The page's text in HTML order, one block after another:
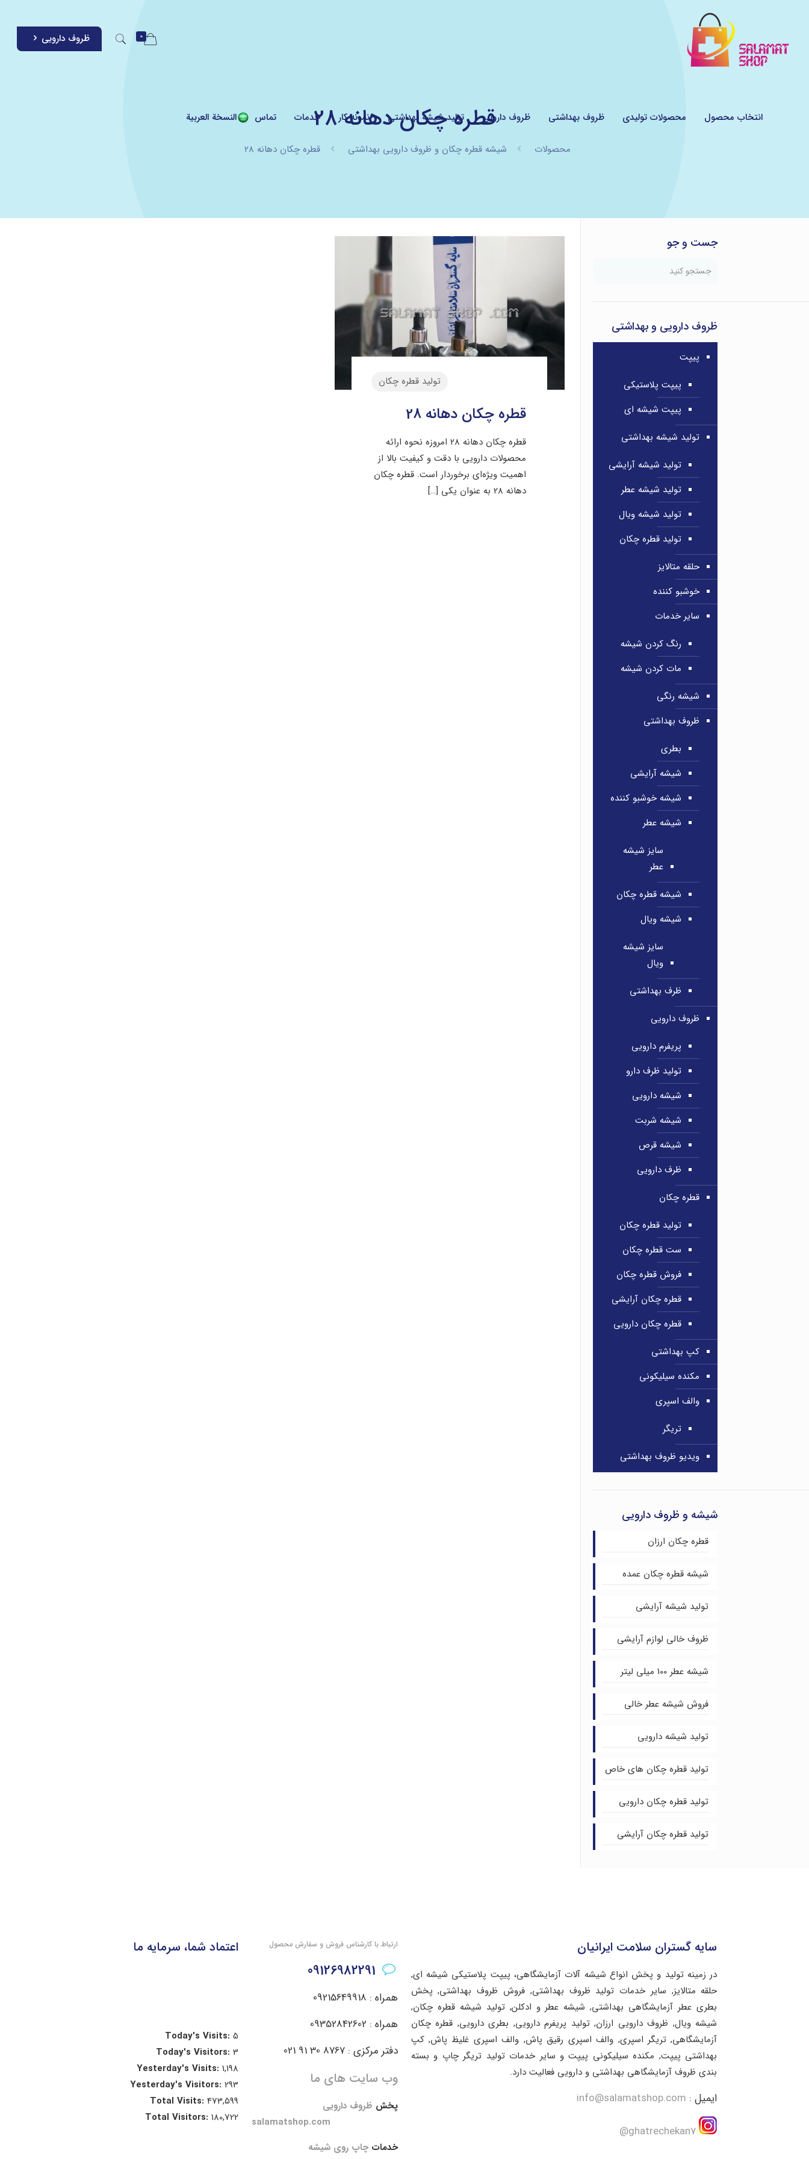
انتخاب محصول محصولات تولیدی ظروف بهداشتی ظروف دارویی تولید شیشه بهداشتی نمونه کار خدمات تماس النسخة العربية
0 ظروف دارویی
قطره چکان دهانه 28
محصولات شیشه قطره چکان و ظروف دارویی بهداشتی قطره چکان دهانه 28
تولید قطره چکان
قطره چکان دهانه 28
قطره چکان دهانه 28 امروزه نحوه ارائه
محصولات دارویی با دقت و کیفیت بالا از
اهمیت ویژه‌ای برخوردار است. قطره چکان
دهانه 28 به عنوان یکی
[…]
جست و جو
ظروف دارویی و بهداشتی
پیپت
پیپت پلاستیکی
پیپت شیشه ای
تولید شیشه بهداشتی
تولید شیشه آرایشی
تولید شیشه عطر
تولید شیشه ویال
تولید قطره چکان
حلقه متالایز
خوشبو کننده
سایر خدمات
رنگ کردن شیشه
مات کردن شیشه
شیشه رنگی
ظروف بهداشتی
بطری
شیشه آرایشی
شیشه خوشبو کننده
شیشه عطر
سایز شیشه
عطر
شیشه قطره چکان
شیشه ویال
سایز شیشه
ویال
ظرف بهداشتی
ظروف دارویی
پریفرم دارویی
تولید ظرف دارو
شیشه دارویی
شیشه شربت
شیشه قرص
ظرف دارویی
قطره چکان
تولید قطره چکان
ست قطره چکان
فروش قطره چکان
قطره چکان آرایشی
قطره چکان دارویی
کپ بهداشتی
مکنده سیلیکونی
والف اسپری
تریگر
ویدیو ظروف بهداشتی
شیشه و ظروف دارویی
قطره چکان ارزان
شیشه قطره چکان عمده
تولید شیشه آرایشی
ظروف خالی لوازم آرایشی
شیشه عطر 100 میلی لیتر
فروش شیشه عطر خالی
تولید شیشه دارویی
تولید قطره چکان های خاص
تولید قطره چکان دارویی
تولید قطره چکان آرایشی
سایه گستران سلامت ایرانیان
در زمینه تولید و پخش انواع شیشه آلات آزمایشگاهی، پیپت پلاستیکی شیشه ای,
حلقه متالایز, سایر خدمات تولید ظروف بهداشتی, فروش ظروف بهداشتی, پخش
بطری عطر آزمایشگاهی بهداشتی, شیشه عطر و ادکلن, تولید شیشه قطره چکان,
شیشه ویال, ظروف دارویی ارزان, تولید پریفرم دارویی, بطری دارویی, قطره چکان
آزمایشگاهی, تریگر اسپری, والف اسپری رقیق پاش, والف اسپری غلیظ پاش, کپ
بهداشتی پیپت, مکنده سیلیکونی پیپت و سایر خدمات تولید تریگر چاپ و بسته
بندی ظروف آزمایشگاهی بهداشتی و دارویی فعالیت دارد.
ایمیل : info@salamatshop.com
ghatrechekan7@
ارتباط با کارشناس فروش و سفارش محصول
همراه : 09215649918
همراه : 09352842602
دفتر مرکزی : 8767 30 91 021
وب سایت های ما
پخش ظروف دارویی
salamatshop.com
خدمات چاپ روی شیشه
اعتماد شما، سرمایه ما
Today's Visits:5
Today's Visitors:3
Yesterday's Visits:1,198
Yesterday's Visitors:293
Total Visits:473,599
Total Visitors:180,722